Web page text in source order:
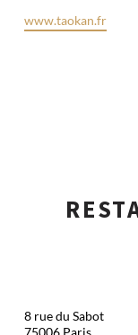
www.taokan.fr
8 rue du Sabot
75006 Paris